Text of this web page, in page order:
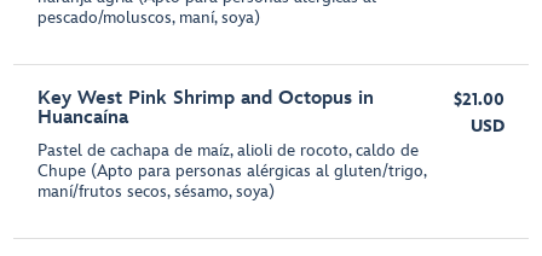
pescado/moluscos, maní, soya)
Key West Pink Shrimp and Octopus in
Huancaína
Pastel de cachapa de maíz, alioli de rocoto, caldo de
Chupe (Apto para personas alérgicas al gluten/trigo,
maní/frutos secos, sésamo, soya)
$21.00
USD